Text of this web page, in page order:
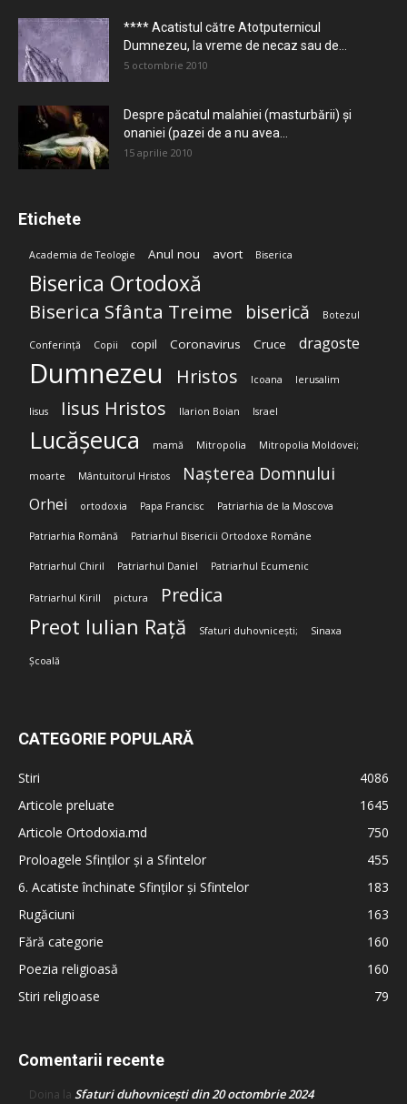
**** Acatistul către Atotputernicul
Dumnezeu, la vreme de necaz sau de...
5 octombrie 2010
Despre păcatul malahiei (masturbării) şi
onaniei (pazei de a nu avea...
15 aprilie 2010
Etichete
Academia de Teologie Anul nou avort Biserica
Biserica Ortodoxă
Biserica Sfânta Treime biserică Botezul
Conferință Copii copil Coronavirus Cruce dragoste
Dumnezeu Hristos Icoana Ierusalim
Iisus Iisus Hristos Ilarion Boian Israel
Lucășeuca mamă Mitropolia Mitropolia Moldovei;
moarte Mântuitorul Hristos Nașterea Domnului
Orhei ortodoxia Papa Francisc Patriarhia de la Moscova
Patriarhia Română Patriarhul Bisericii Ortodoxe Române
Patriarhul Chiril Patriarhul Daniel Patriarhul Ecumenic
Patriarhul Kirill pictura Predica
Preot Iulian Rață Sfaturi duhovnicești; Sinaxa
Școală
CATEGORIE POPULARĂ
Stiri
4086
Articole preluate
1645
Articole Ortodoxia.md
750
Proloagele Sfinților și a Sfintelor
455
6. Acatiste închinate Sfinților și Sfintelor
183
Rugăciuni
163
Fără categorie
160
Poezia religioasă
160
Stiri religioase
79
Comentarii recente
Doina la Sfaturi duhovnicești din 20 octombrie 2024